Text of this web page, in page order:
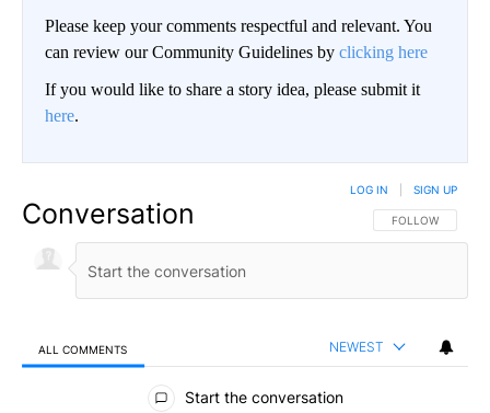
Please keep your comments respectful and relevant. You
can review our Community Guidelines by clicking here
If you would like to share a story idea, please submit it
here.
Conversation FOLLOW THIS
FOLLOW
LOG IN SIGN UP
ALL COMMENTS NEWEST
All Comments
Start the conversation